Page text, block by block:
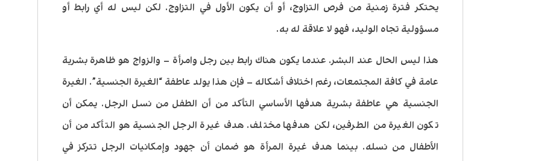
يحتكر فترة زمنية من فرص التزاوج، أو أن يكون الأول في التزاوج. لكن ليس له أي رابط أو
مسؤولية تجاه الوليد، فهو لا علاقة له به.
هذا ليس الحال عند البشر. عندما يكون هناك رابط بين رجل وامرأة – والزواج هو ظاهرة بشرية
عامة في كافة المجتمعات، رغم اختلاف أشكاله – فإن هذا يولد عاطفة “الغيرة الجنسية”. الغيرة
الجنسية هي عاطفة بشرية هدفها الأساسي التأكد من أن الطفل من نسل الرجل. يمكن أن
تكون الغيرة من الطرفين، لكن هدفها مختلف. هدف غيرة الرجل الجنسية هو التأكد من أن
الأطفال من نسله. بينما هدف غيرة المرأة هو ضمان أن جهود وإمكانيات الرجل تتركز في